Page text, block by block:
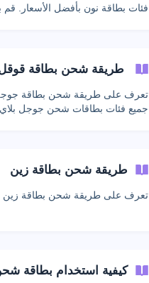
فئات بطاقة نون بأفضل الأسعار. قم
طريقة شحن بطاقة قوقل
تعرف على طريقة شحن بطاقة جوجل
جميع فئات بطاقات شحن جوجل بلاي
طريقة شحن بطاقة زين
تعرف على طريقة شحن بطاقة
كيفية استخدام بطاقة